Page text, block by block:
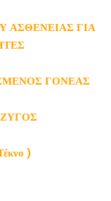
ΑΣΘΕΝΕΙΑΣ ΓΙΑ
ΓΟΝΕΑΣ
)